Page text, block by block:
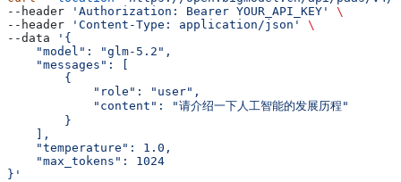
--header
'Authorization: Bearer YOUR_API_KEY'
\
--header
'Content-Type: application/json'
\
--data
'{
    "model": "glm-5.2",
    "messages": [
        {
            "role": "user",
            "content": "请介绍一下人工智能的发展历程"
        }
    ],
    "temperature": 1.0,
    "max_tokens": 1024
}'